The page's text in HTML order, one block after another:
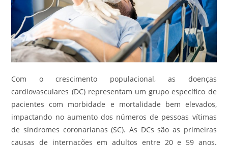
Com o crescimento populacional, as doenças
cardiovasculares (DC) representam um grupo específico de
pacientes com morbidade e mortalidade bem elevados,
impactando no aumento dos números de pessoas vítimas
de síndromes coronarianas (SC). As DCs são as primeiras
causas de internações em adultos entre 20 e 59 anos.